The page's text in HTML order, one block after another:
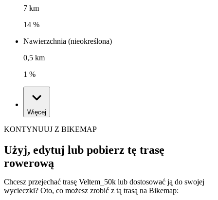
7 km
14 %
Nawierzchnia (nieokreślona)
0,5 km
1 %
Więcej
KONTYNUUJ Z BIKEMAP
Użyj, edytuj lub pobierz tę trasę
rowerową
Chcesz przejechać trasę Veltem_50k lub dostosować ją do swojej
wycieczki? Oto, co możesz zrobić z tą trasą na Bikemap: